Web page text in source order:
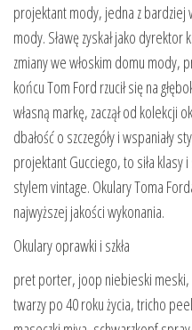
projektant mody, jedna z bardziej
mody. Sławę zyskał jako
zmiany we włoskim domu mody,
końcu Tom Ford rzucił się na
własną markę, zaczął od kolekcji
dbałość o szczegóły i wspaniały
projektant Gucciego, to siła
stylem vintage. Okulary Toma
najwyższej jakości wykonania.
Okulary oprawki i szkła
pret porter, joop niebieski
twarzy po 40 roku życia, tricho